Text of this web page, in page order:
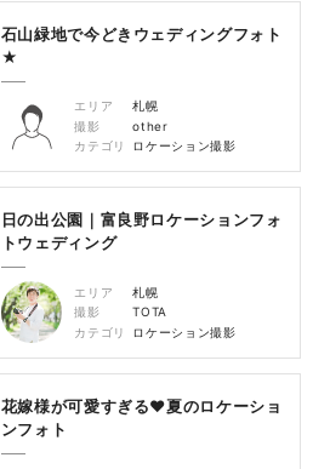
石山緑地で今どきウェディングフォト
★
エリア
札幌
撮影
other
カテゴリ
ロケーション撮影
日の出公園｜富良野ロケーションフォ
トウェディング
エリア
札幌
撮影
TOTA
カテゴリ
ロケーション撮影
花嫁様が可愛すぎる♥夏のロケーショ
ンフォト